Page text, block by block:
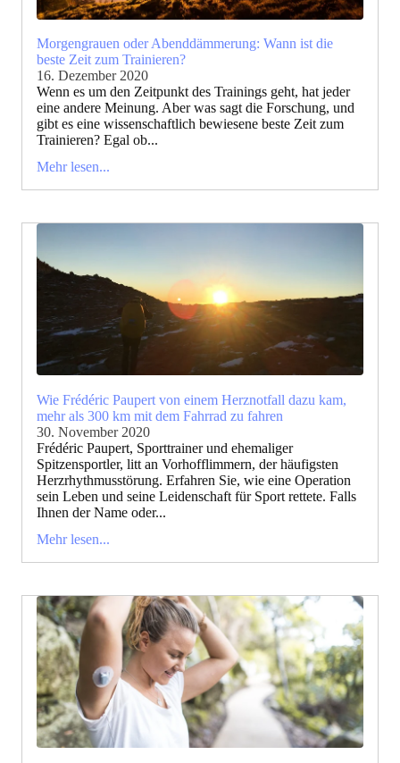
Morgengrauen oder Abenddämmerung: Wann ist die
beste Zeit zum Trainieren?
16. Dezember 2020
Wenn es um den Zeitpunkt des Trainings geht, hat jeder
eine andere Meinung. Aber was sagt die Forschung, und
gibt es eine wissenschaftlich bewiesene beste Zeit zum
Trainieren? Egal ob...
Mehr lesen...
Wie Frédéric Paupert von einem Herznotfall dazu kam,
mehr als 300 km mit dem Fahrrad zu fahren
30. November 2020
Frédéric Paupert, Sporttrainer und ehemaliger
Spitzensportler, litt an Vorhofflimmern, der häufigsten
Herzrhythmusstörung. Erfahren Sie, wie eine Operation
sein Leben und seine Leidenschaft für Sport rettete. Falls
Ihnen der Name oder...
Mehr lesen...